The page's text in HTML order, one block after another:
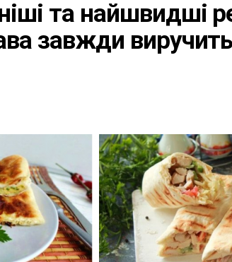
та найшвидші
завжди